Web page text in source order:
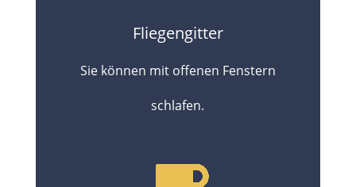
Fliegengitter
Sie können mit offenen Fenstern
schlafen.